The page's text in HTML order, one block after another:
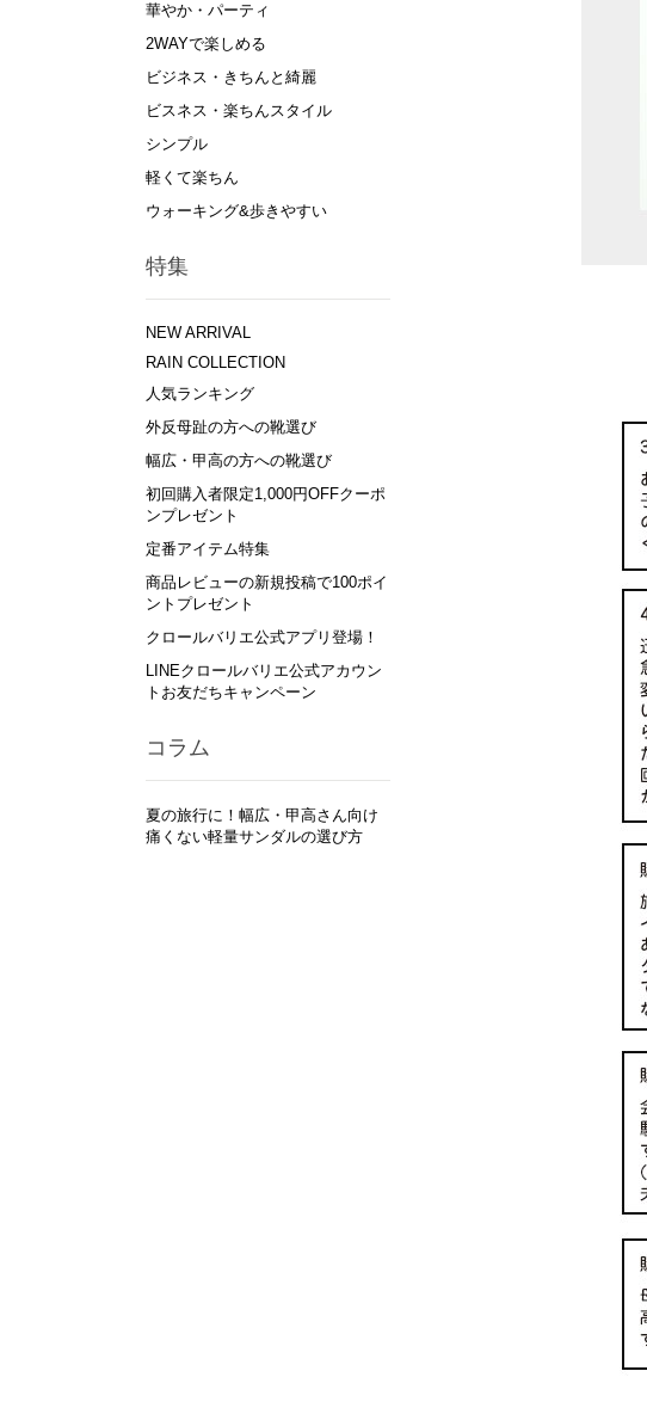
華やか・パーティ
2WAYで楽しめる
ビジネス・きちんと綺麗
ビスネス・楽ちんスタイル
シンプル
軽くて楽ちん
ウォーキング&歩きやすい
特集
NEW ARRIVAL
RAIN COLLECTION
人気ランキング
外反母趾の方への靴選び
幅広・甲高の方への靴選び
初回購入者限定1,000円OFFクーポ
ンプレゼント
定番アイテム特集
商品レビューの新規投稿で100ポイ
ントプレゼント
クロールバリエ公式アプリ登場！
LINEクロールバリエ公式アカウン
トお友だちキャンペーン
コラム
夏の旅行に！幅広・甲高さん向け
痛くない軽量サンダルの選び方